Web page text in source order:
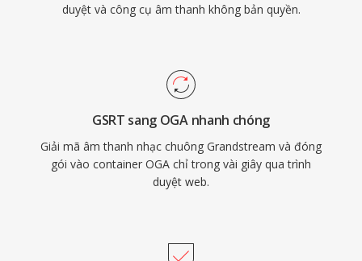
duyệt và công cụ âm thanh không bản quyền.
GSRT sang OGA nhanh chóng
Giải mã âm thanh nhạc chuông Grandstream và đóng
gói vào container OGA chỉ trong vài giây qua trình
duyệt web.